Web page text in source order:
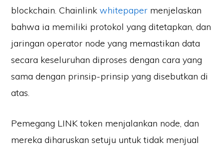
blockchain. Chainlinkwhitepaper menjelaskan
bahwa ia memiliki protokol yang ditetapkan, dan
jaringan operator node yang memastikan data
secara keseluruhan diproses dengan cara yang
sama dengan prinsip-prinsip yang disebutkan di
atas.
Pemegang LINK token menjalankan node, dan
mereka diharuskan setuju untuk tidak menjual